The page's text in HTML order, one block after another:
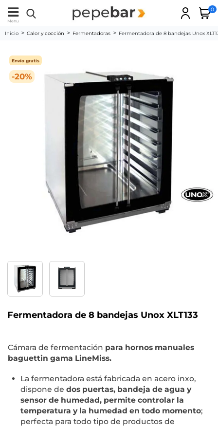
Menu
0
Inicio Calor y cocción Fermentadoras Fermentadora de 8 bandejas Unox
-20%
Envío gratis
Fermentadora de 8 bandejas Unox XLT133
Cámara de fermentación para hornos manuales
baguettin gama LineMiss.
La fermentadora está fabricada en acero inxo,
dispone de dos puertas, bandeja de agua y
sensor de humedad, permite controlar la
temperatura y la humedad en todo momento;
perfecta para todo tipo de productos de